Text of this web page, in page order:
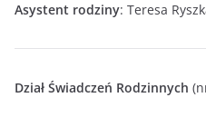
Asystent rodziny: Teresa
Dział Świadczeń Rodzinnych